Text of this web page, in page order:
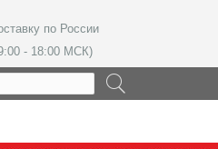
по России
- 18:00 МСК)